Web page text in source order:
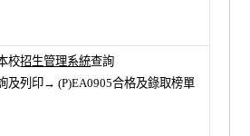
校招生管理系統查詢
及列印→ (P)EA0905合格及錄取榜單